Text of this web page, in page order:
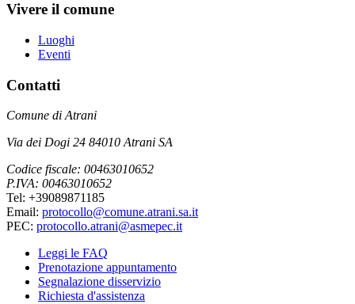
Vivere il comune
Luoghi
Eventi
Contatti
Comune di Atrani
Via dei Dogi 24 84010 Atrani SA
Codice fiscale: 00463010652
P.IVA: 00463010652
Tel: +39089871185
Email: protocollo@comune.atrani.sa.it
PEC: protocollo.atrani@asmepec.it
Leggi le FAQ
Prenotazione appuntamento
Segnalazione disservizio
Richiesta d'assistenza